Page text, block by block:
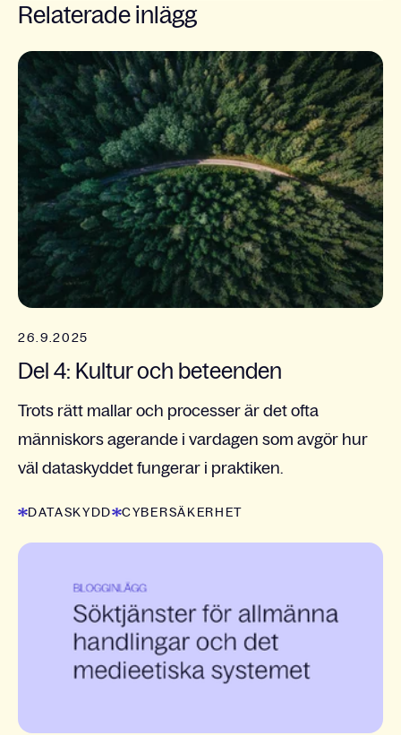
Relaterade inlägg
26.9.2025
Del 4: Kultur och beteenden
Trots rätt mallar och processer är det ofta
människors agerande i vardagen som avgör hur
väl dataskyddet fungerar i praktiken.
DATASKYDD CYBERSÄKERHET